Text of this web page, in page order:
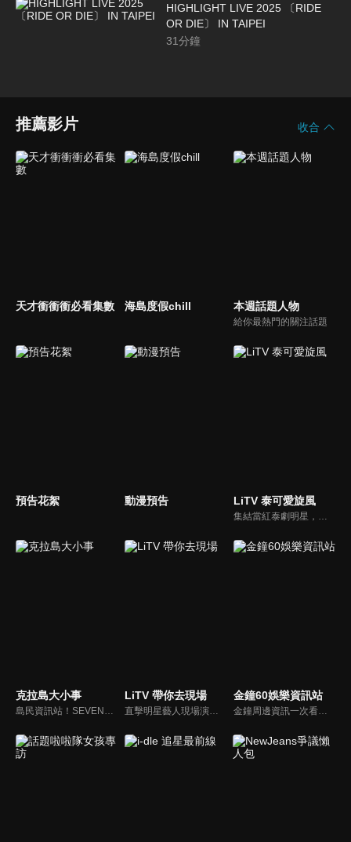
HIGHLIGHT LIVE 2025 〔RIDE
OR DIE〕 IN TAIPEI
31分鐘
推薦影片 收合
天才衝衝衝必看集數 海島度假chill 本週話題人物
給你最熱門的關注話題
預告花絮 動漫預告 LiTV 泰可愛旋風
集結當紅泰劇明星，獨家揭露他們的幕後小秘密
克拉島大小事
島民資訊站！SEVENTEEN近期資訊報你知
LiTV 帶你去現場
直擊明星藝人現場演出，體驗當下火熱氣氛
金鐘60娛樂資訊站
金鐘周邊資訊一次看，一起預測金鐘得主！